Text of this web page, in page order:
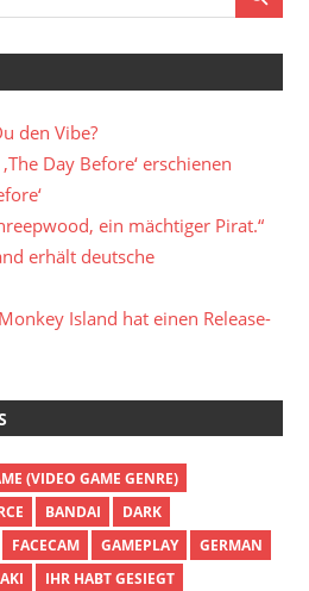
den Vibe?
Day Before‘ erschienen
ein mächtiger Pirat.“
erhält deutsche
Island hat einen Release-
(VIDEO GAME GENRE)
BANDAI
DARK
FACECAM GAMEPLAY
GERMAN
IHR HABT GESIEGT